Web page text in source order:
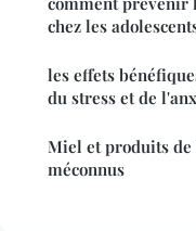
chez les
les effets
du stress et de
Miel et produits de
méconnus